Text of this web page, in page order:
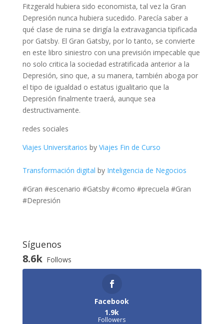
Fitzgerald hubiera sido economista, tal vez la Gran
Depresión nunca hubiera sucedido. Parecía saber a
qué clase de ruina se dirigía la extravagancia tipificada
por Gatsby. El Gran Gatsby, por lo tanto, se convierte
en este libro siniestro con una previsión impecable que
no solo critica la sociedad estratificada anterior a la
Depresión, sino que, a su manera, también aboga por
el tipo de igualdad o estatus igualitario que la
Depresión finalmente traerá, aunque sea
destructivamente.
redes sociales
Viajes Universitarios by Viajes Fin de Curso
Transformación digital by Inteligencia de Negocios
#Gran #escenario #Gatsby #como #precuela #Gran
#Depresión
Síguenos
8.6k Follows
Facebook
1.9k
Followers